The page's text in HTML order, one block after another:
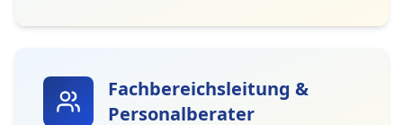
Fachbereichsleitung &
Personalberater